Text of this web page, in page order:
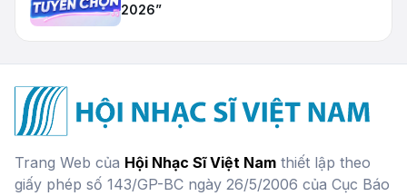
2026”
Trang Web của Hội Nhạc Sĩ Việt Nam thiết lập theo
giấy phép số 143/GP-BC ngày 26/5/2006 của Cục Báo